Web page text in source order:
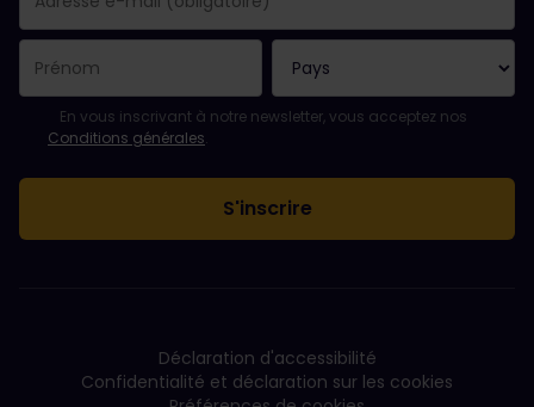
Votre abonnement a bien été pris en compte.
Le champ adresse e-mail est obligatoire.
L'adresse e-mail n'est pas valide !
L'inscription à la newsletter a échoué. Veuillez réessayer
Vous êtes déjà abonné(e) à cette newsletter.
Veuillez accepter les conditions générales pour vous inscrire à
En vous inscrivant à notre newsletter, vous acceptez nos
Conditions générales.
Déclaration d'accessibilité
Confidentialité et déclaration sur les cookies